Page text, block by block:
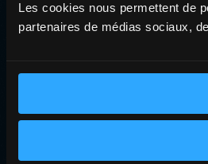
Les cookies nous permettent de
partenaires de médias sociaux,